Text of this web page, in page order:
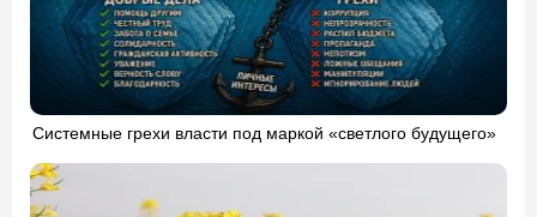
Системные грехи власти под маркой «светлого будущего»